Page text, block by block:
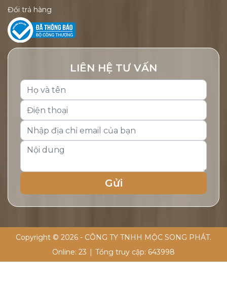
Đổi trả hàng
LIÊN HỆ TƯ VẤN
Copyright © 2026 - CÔNG TY TNHH MỘC SONG PHÁT.
Online: 23 Tổng truy cập: 643998